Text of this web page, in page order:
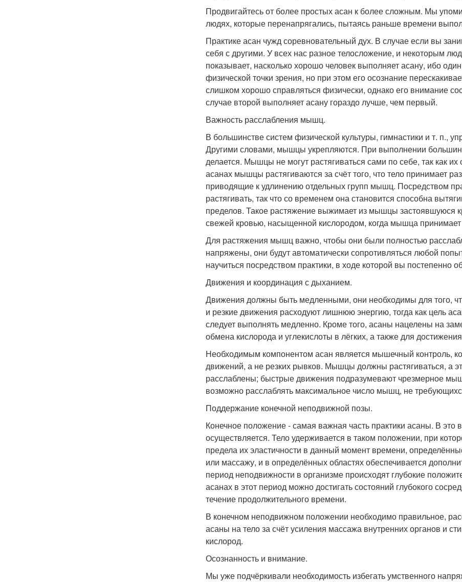
Продвигайтесь от более простых асан к более сложным. Мы
людях, которые перенапрягались, пытаясь раньше времени
Практике асан чужд соревновательный дух. В случае если вы
себя с другими. У всех нас разное телосложение, и некоторым
показывает, насколько хорошо человек выполняет асану, ибо
физической точки зрения, но при этом его осознание
слишком хорошо справляться физически, однако его внимание
случае второй выполняет асану гораздо лучше, чем первый.
Важность расслабления мышц.
В большинстве систем физической культуры, гимнастики и т. п.,
Другими словами, мышцы укрепляются. При выполнении
делается. Мышцы не могут растягиваться сами по себе, так как
асанах мышцы растягиваются за счёт того, что тело принимает
приводящие к удлинению отдельных групп мышц. Посредством
растягивать, так что со временем она становится способна
пределов. Такое растяжение выжимает из мышцы застоявшуюся
свежей кровью, насыщенной кислородом, когда мышца
Для растяжения мышц важно, чтобы они были полностью
напряжены, они будут автоматически сопротивляться любой
научиться посредством практики, в ходе которой вы постепенно
Движения и координация с дыханием.
Движения должны быть медленными, они необходимы для того,
и резкие движения расходуют лишнюю энергию, тогда как цель
следует выполнять медленно. Кроме того, асаны нацелены на
обмена кислорода и углекислоты в лёгких, а также для
Необходимым компонентом асан является мышечный контроль,
движений, а не резких рывков. Мышцы должны растягиваться, а
расслаблены; быстрые движения подразумевают чрезмерное
возможно расслаблять максимальное число мышц, не
Поддержание конечной неподвижной позы.
Конечное положение - самая важная часть практики асаны. В это
осуществляется. Тело удерживается в таком положении, при
предела их эластичности в данный момент времени,
или массажу, и в определённых областях обеспечивается
период неподвижности в организме происходят глубокие
асанах в этот период можно достигать состояний глубокого
течение продолжительного времени.
В конечном неподвижном положении необходимо правильное,
асаны на тело за счёт усиления массажа внутренних органов и
кислород.
Осознанность и внимание.
Мы уже подчёркивали необходимость избегать умственного